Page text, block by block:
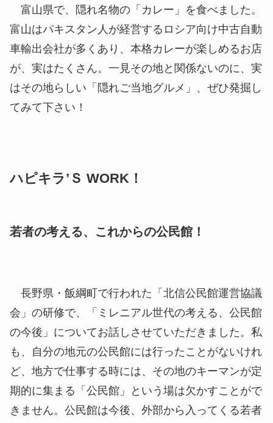
富山県で、隠れ名物の「カレー」を食べました。
富山はパキスタン人が経営するロシア向け中古自動
車輸出会社が多くあり、本格カレーが楽しめるお店
が、実はたくさん。一見その地と関係ないのに、実
はその地らしい「隠れご当地グルメ」、ぜひ発掘し
てみて下さい！
ハピキラ’Ｓ WORK！
若者の考える、これからの公民館！
長野県・飯綱町で行われた「北信公民館運営協議
会」の研修で、「ミレニアル世代の考える、公民館
の今後」についてお話しさせていただきました。私
も、自分の地元の公民館には行ったことがないけれ
ど、地方で仕事する時には、その地のキーマンが定
期的に集まる「公民館」という場は欠かすことがで
きません。公民館は今後、外部から入ってくる若者